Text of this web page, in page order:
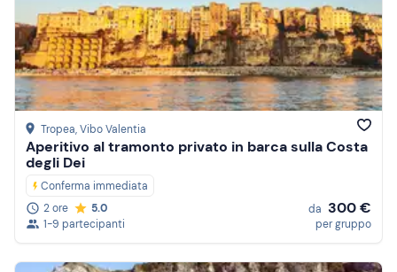
Tropea, Vibo Valentia
Aperitivo al tramonto privato in barca sulla Costa
degli Dei
Conferma immediata
2 ore
5.0
1-9 partecipanti
da 300 €
per gruppo